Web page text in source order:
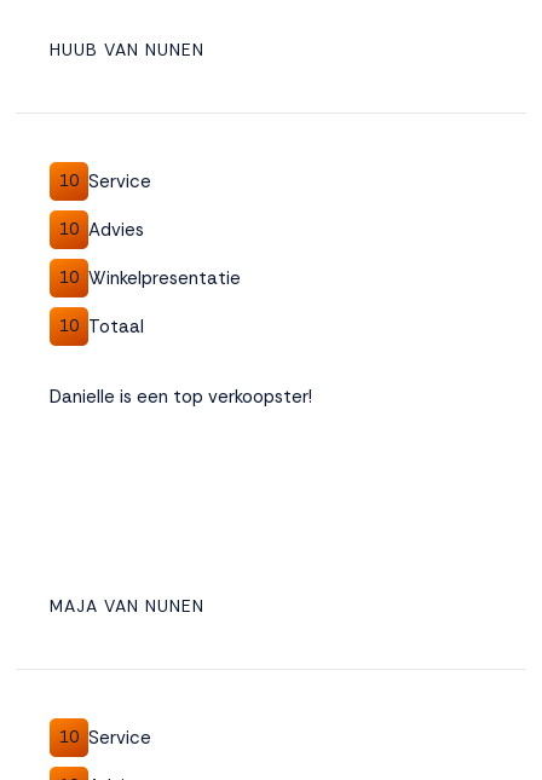
HUUB VAN NUNEN
10 Service
10 Advies
10 Winkelpresentatie
10 Totaal
Danielle is een top verkoopster!
MAJA VAN NUNEN
10 Service